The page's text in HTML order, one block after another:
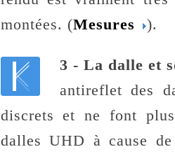
montées. (Mesures ).
3 - La dalle et
antireflet des
discrets et ne font
dalles UHD à cause